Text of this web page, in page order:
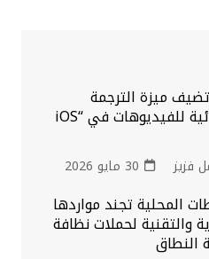
ميزة الترجمة
التلقائية للفيديوهات في “iOS
فزيز 30 مايو 2026
المحلية تجند مواردها
والتقنية لحملات نظافة
النطاق